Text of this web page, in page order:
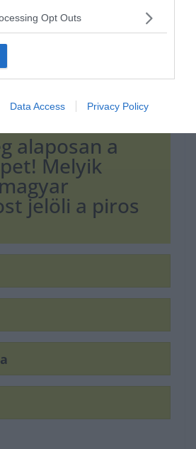
Opt Outs
Data Access Privacy Policy
alaposan a
Melyik
jelöli a piros